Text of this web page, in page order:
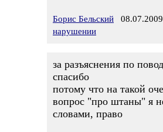
Борис Бельский
нарушении
за разъяснения по
спасибо
потому что на такой
вопрос "про штаны" я
словами, право